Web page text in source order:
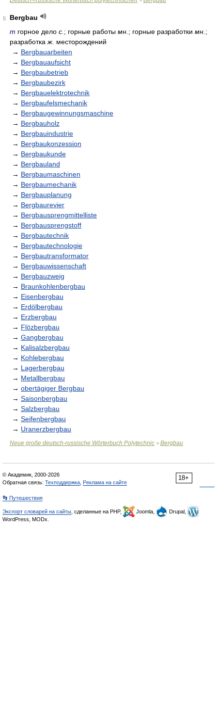
5
Bergbau
m горное дело с. ; горные работы мн. ; горные разработки мн. ;
разработка ж. месторождений
→ Bergbauarbeiten
→ Bergbauaufsicht
→ Bergbaubetrieb
→ Bergbaubezirk
→ Bergbauelektrotechnik
→ Bergbaufelsmechanik
→ Bergbaugewinnungsmaschine
→ Bergbauholz
→ Bergbauindustrie
→ Bergbaukonzession
→ Bergbaukunde
→ Bergbauland
→ Bergbaumaschinen
→ Bergbaumechanik
→ Bergbauplanung
→ Bergbaurevier
→ Bergbausprengmittelliste
→ Bergbausprengstoff
→ Bergbautechnik
→ Bergbautechnologie
→ Bergbautransformator
→ Bergbauwissenschaft
→ Bergbauzweig
→ Braunkohlenbergbau
→ Eisenbergbau
→ Erdölbergbau
→ Erzbergbau
→ Flözbergbau
→ Gangbergbau
→ Kalisalzbergbau
→ Kohlebergbau
→ Lagerbergbau
→ Metallbergbau
→ obertägiger Bergbau
→ Saisonbergbau
→ Salzbergbau
→ Seifenbergbau
→ Uranerzbergbau
Neue große deutsch-russische Wörterbuch Polytechnic > Bergbau
18+
© Академик, 2000-2026
Обратная связь: Техподдержка Реклама на сайте
👣 Путешествия
Экспорт словарей на сайты , сделанные на PHP, Joomla,
Drupal,
WordPress, MODx.